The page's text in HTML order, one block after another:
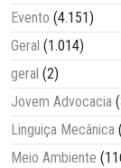
Evento (4.151)
Geral (1.014)
geral (2)
Jovem Advocacia
Linguiça Mecânica
Meio Ambiente